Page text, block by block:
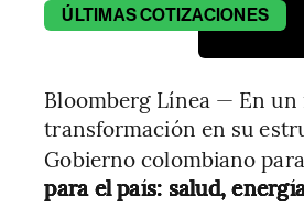
ÚLTIMASCOTIZACIONES
Bloomberg Línea — En
transformación en su
Gobierno colombiano
para el país: salud,